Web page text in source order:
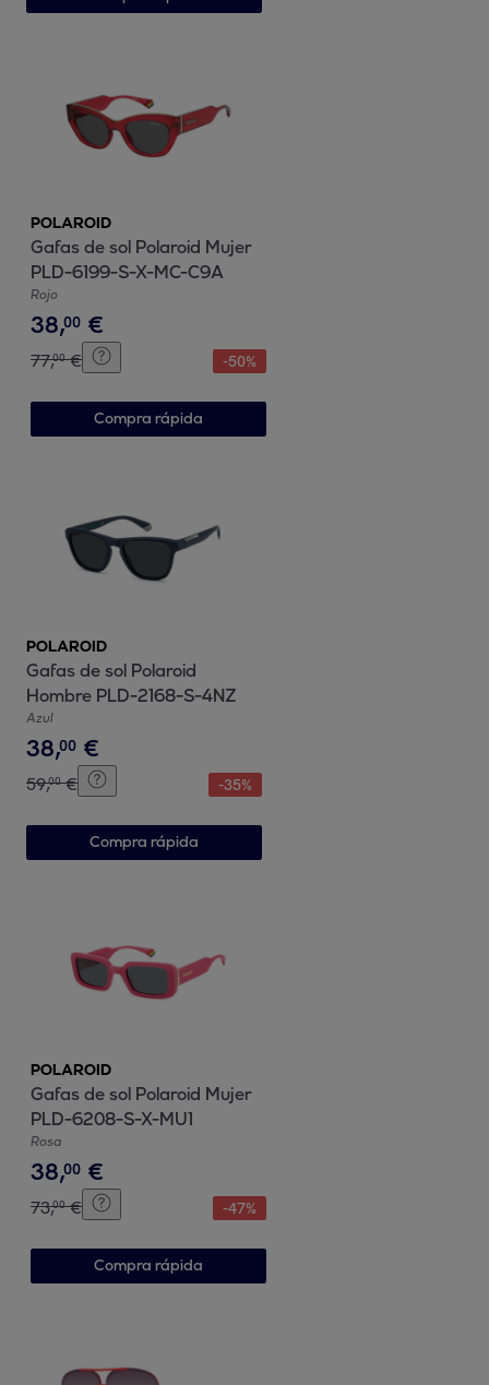
POLAROID
Gafas de sol Polaroid Mujer
PLD-6199-S-X-MC-C9A
Rojo
38,00 €
77,00 € -50%
Compra rápida
POLAROID
Gafas de sol Polaroid
Hombre PLD-2168-S-4NZ
Azul
38,00 €
59,00 € -35%
Compra rápida
POLAROID
Gafas de sol Polaroid Mujer
PLD-6208-S-X-MU1
Rosa
38,00 €
73,00 € -47%
Compra rápida